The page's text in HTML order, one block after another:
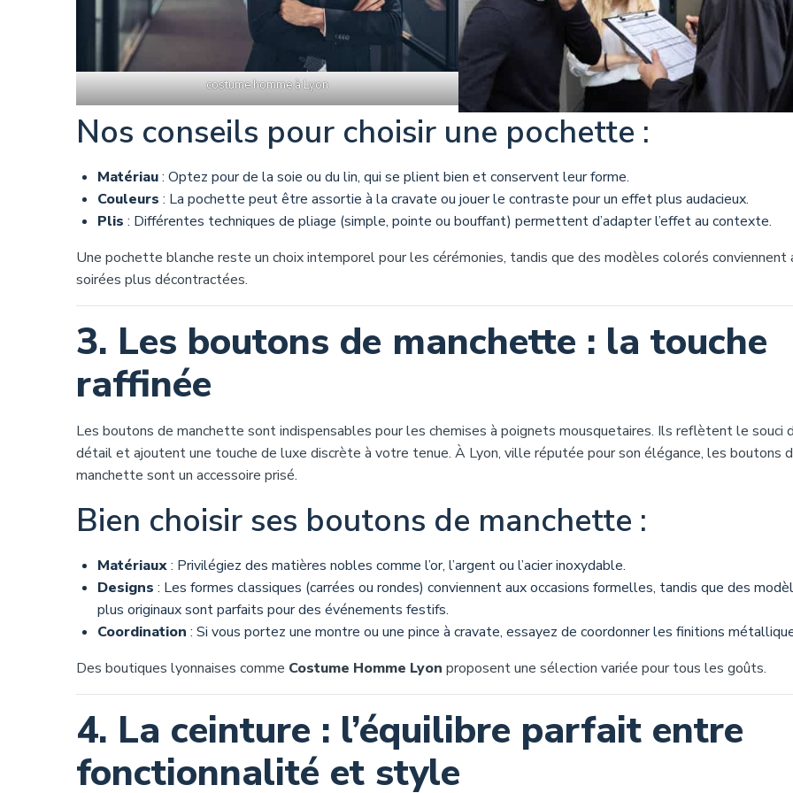
costume homme à Lyon
Nos conseils pour choisir une pochette :
Matériau: Optez pour de la soie ou du lin, qui se plient bien et conservent leur forme.
Couleurs : La pochette peut être assortie à la cravate ou jouer le contraste pour un effet plus audacieux.
Plis : Différentes techniques de pliage (simple, pointe ou bouffant) permettent d’adapter l’effet au contexte.
Une pochette blanche reste un choix intemporel pour les cérémonies, tandis que des modèles colorés conviennent
soirées plus décontractées.
3. Les boutons de manchette : la touche
raffinée
Les boutons de manchette sont indispensables pour les chemises à poignets mousquetaires. Ils reflètent le souci
détail et ajoutent une touche de luxe discrète à votre tenue. À Lyon, ville réputée pour son élégance, les boutons
manchette sont un accessoire prisé.
Bien choisir ses boutons de manchette :
Matériaux: Privilégiez des matières nobles comme l’or, l’argent ou l’acier inoxydable.
Designs : Les formes classiques (carrées ou rondes) conviennent aux occasions formelles, tandis que des
plus originaux sont parfaits pour des événements festifs.
Coordination : Si vous portez une montre ou une pince à cravate, essayez de coordonner les finitions
Des boutiques lyonnaises comme Costume Homme Lyon proposent une sélection variée pour tous les goûts.
4. La ceinture : l’équilibre parfait entre
fonctionnalité et style